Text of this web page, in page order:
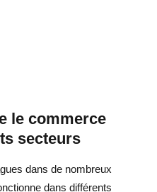
le commerce
secteurs
dans de nombreux
dans différents